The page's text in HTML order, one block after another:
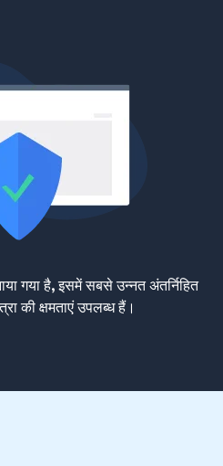
गया है, इसमें सबसे उन्नत अंतर्निहित
की क्षमताएं उपलब्ध हैं।